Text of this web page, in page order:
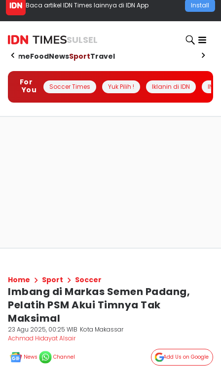
Baca artikel IDN Times lainnya di IDN App Install
SULSEL
HomeFoodNewsSportTravel
For
You
Soccer Times Yuk Pilih ! Iklanin di IDN
Home Sport Soccer
Imbang di Markas Semen Padang,
Pelatih PSM Akui Timnya Tak
Maksimal
23 Agu 2025, 00:25 WIB Kota Makassar
Achmad Hidayat Alsair
News Channel Add Us on Google